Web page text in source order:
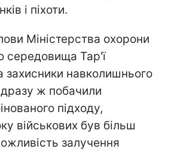
і піхоти.
Міністерства охорони
середовища Тар'ї
захисники навколишнього
ж побачили
підходу,
військових був більш
залучення